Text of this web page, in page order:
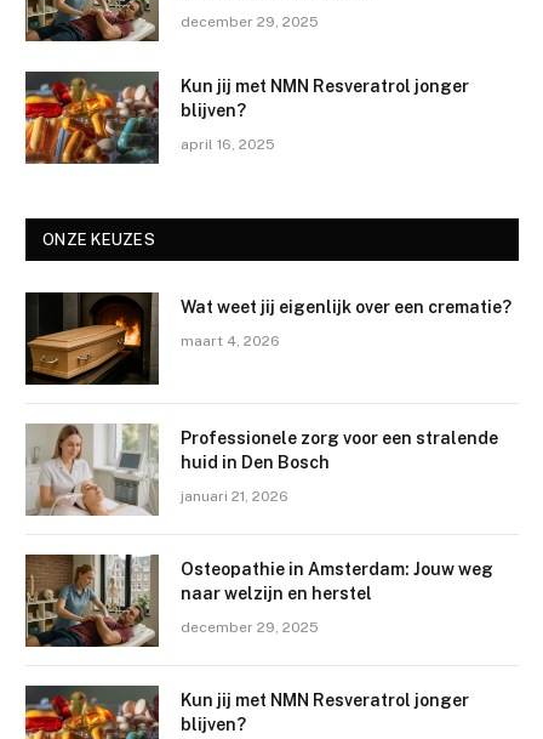
december 29, 2025
Kun jij met NMN Resveratrol jonger
blijven?
april 16, 2025
ONZE KEUZES
Wat weet jij eigenlijk over een crematie?
maart 4, 2026
Professionele zorg voor een stralende
huid in Den Bosch
januari 21, 2026
Osteopathie in Amsterdam: Jouw weg
naar welzijn en herstel
december 29, 2025
Kun jij met NMN Resveratrol jonger
blijven?